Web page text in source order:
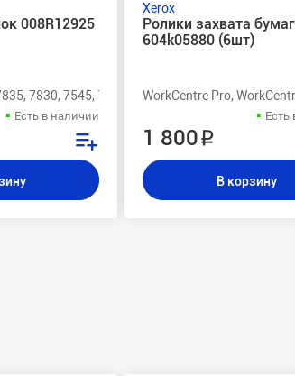
7245, 7235, 7228, C3545, C2636, C2128,
008R12925
7830, 7545, 7535, 7530, 7345, 7335, 7328,
Есть в наличии
Xerox
Ролики захвата
604k05880 (6шт)
WorkCentre Pro,
Есть
1 800 ₽
В корзину